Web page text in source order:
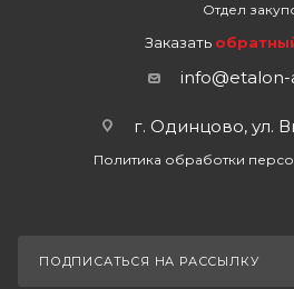
Отдел
Заказать
info@etalon-
г. Одинцово, ул.
Политика обработки
ПОДПИСАТЬСЯ НА РАССЫЛКУ